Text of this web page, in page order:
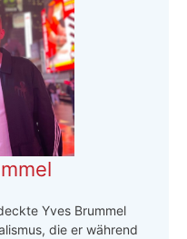
Yves Brummel
die er während